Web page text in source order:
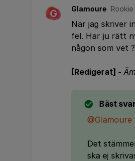
G Glamoure Rookie
När jag skriver
fel. Har ju rätt
någon som vet ?
[Redigerat] -
Bäst
@Glamoure
Det
ska ej